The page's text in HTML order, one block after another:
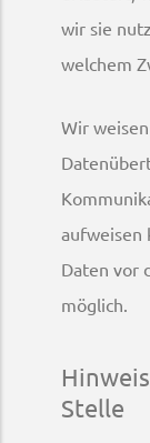
wir sie
welchem
Wir
aufweisen
Daten vor
möglich.
Stelle